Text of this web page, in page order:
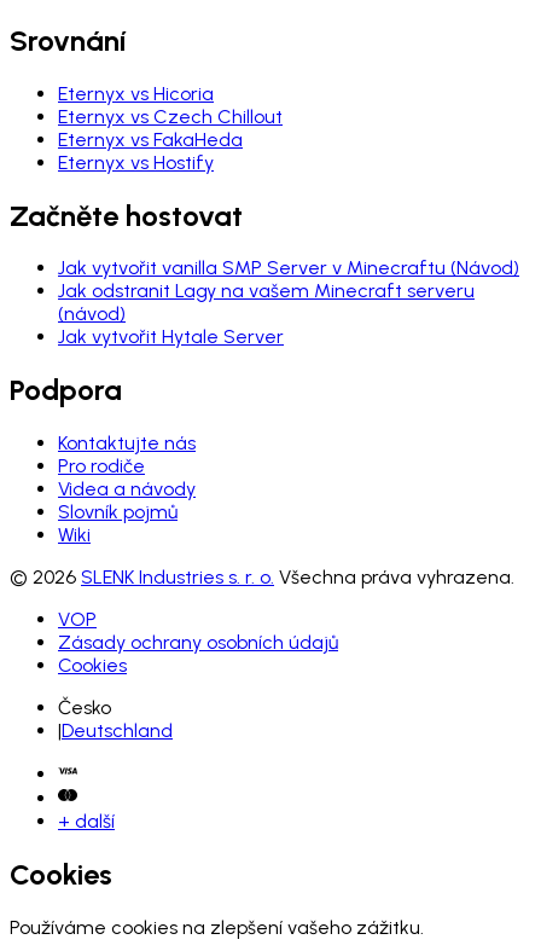
Srovnání
Eternyx vs Hicoria
Eternyx vs Czech Chillout
Eternyx vs FakaHeda
Eternyx vs Hostify
Začněte hostovat
Jak vytvořit vanilla SMP Server v Minecraftu (Návod)
Jak odstranit Lagy na vašem Minecraft serveru
(návod)
Jak vytvořit Hytale Server
Podpora
Kontaktujte nás
Pro rodiče
Videa a návody
Slovník pojmů
Wiki
© 2026 SLENK Industries s. r. o. Všechna práva vyhrazena.
VOP
Zásady ochrany osobních údajů
Cookies
Česko
|Deutschland
+ další
Cookies
Používáme cookies na zlepšení vašeho zážitku.